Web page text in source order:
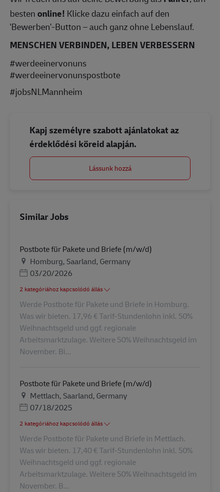
bestenonline! Klicke dazu einfach auf den
'Bewerben'-Button – auch ganz ohne Lebenslauf.
MENSCHEN VERBINDEN, LEBEN VERBESSERN
#werdeeinervonuns
#werdeeinervonunspostbote
#jobsNLMannheim
Kapj személyre szabott ajánlatokat az
érdeklődési köreid alapján.
Lássunk hozzá
Similar Jobs
Postbote für Pakete und Briefe (m/w/d)
Helyszín
Homburg, Saarland, Germany
Posted Date
03/20/2026
2 kategóriához kapcsolódó állás
Werde Postbote für Pakete und Briefe in Homburg.
Was wir bieten. 17,96 € Tarif-Stundenlohn inkl. 50%
Weihnachtsgeld und ggf. regionale
Arbeitsmarktzulage. Weitere 50% Weihnachtsgeld im
November. Bi...
Postbote für Pakete und Briefe (m/w/d)
Helyszín
Mettlach, Saarland, Germany
Posted Date
07/18/2025
2 kategóriához kapcsolódó állás
Werde Postbote für Pakete und Briefe in Mettlach.
Was wir bieten. 17,40 € Tarif-Stundenlohn inkl. 50%
Weihnachtsgeld und ggf. regionale
Arbeitsmarktzulage. Weitere 50% Weihnachtsgeld im
November. B...